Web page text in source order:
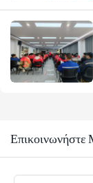
Επικοινωνήστε